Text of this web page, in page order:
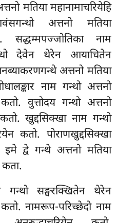
मतिया महानामाचरियेहि
अत्तनो मतिया
सद्धम्मपज्जोतिका नाम
देवेन थेरेन आयाचितेन
अत्तनो मतिया
नाम गन्थो अत्तनो
वुत्तोदय गन्थो अत्तनो
खुद्दसिक्खा नाम गन्थो
कतो. पोराणखुद्दसिक्खा
द्वे गन्थे अत्तनो मतिया
कता.
गन्थो सङ्घरक्खितेन थेरेन
नामरूप-परिच्छेदो नाम